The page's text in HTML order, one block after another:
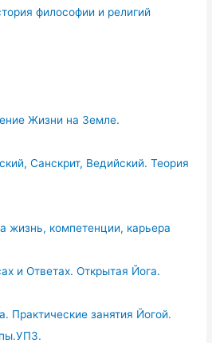
философии и религий
Жизни на Земле.
Санскрит, Ведийский. Теория
жизнь, компетенции, карьера
и Ответах. Открытая Йога.
Практические занятия Йогой.